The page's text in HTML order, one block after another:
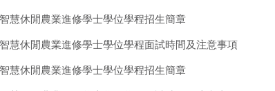
慧休閒農業進修學士學位學程招生簡章
慧休閒農業進修學士學位學程面試時間及注意事項
慧休閒農業進修學士學位學程招生簡章